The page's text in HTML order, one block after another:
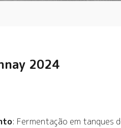
2024
: Fermentação em tanques